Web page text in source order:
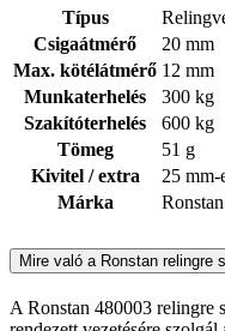
Típus
Csigaátmérő
20 mm
Max. kötélátmérő 12 mm
Munkaterhelés
300 kg
Szakítóterhelés
600 kg
Tömeg
51 g
Kivitel / extra
25 mm-
Márka
Ronstan
Mire való a Ronstan relingre
A Ronstan 480003 relingre